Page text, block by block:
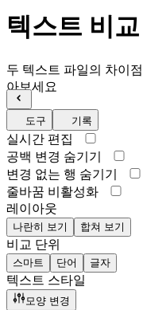
텍스트 비교
두 텍스트 파일의 차이
아보세요
도구 기록
실시간 편집
공백 변경 숨기기
변경 없는 행 숨기기
줄바꿈 비활성화
레이아웃
나란히 보기 합쳐 보기
비교 단위
스마트 단어 글자
텍스트 스타일
모양 변경